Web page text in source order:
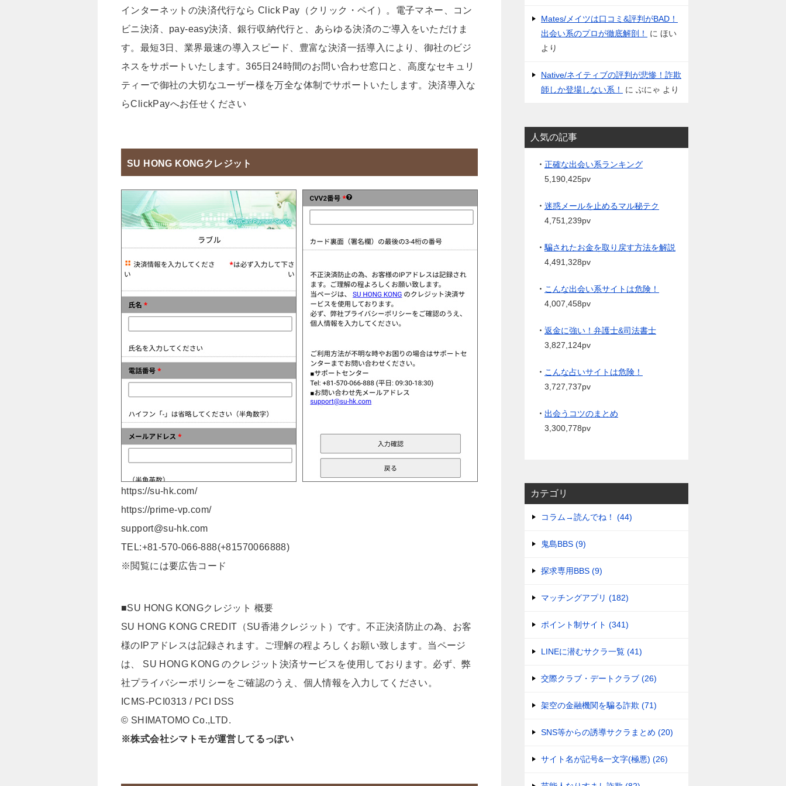
インターネットの決済代行なら Click Pay（クリック・ペイ）。電子マネー、コン
ビニ決済、pay-easy決済、銀行収納代行と、あらゆる決済のご導入をいただけま
す。最短3日、業界最速の導入スピード、豊富な決済一括導入により、御社のビジ
ネスをサポートいたします。365日24時間のお問い合わせ窓口と、高度なセキュリ
ティーで御社の大切なユーザー様を万全な体制でサポートいたします。決済導入な
らClickPayへお任せください
SU HONG KONGクレジット
https://su-hk.com/
https://prime-vp.com/
support@su-hk.com
TEL:+81-570-066-888(+81570066888)
※閲覧には要広告コード
■SU HONG KONGクレジット 概要
SU HONG KONG CREDIT（SU香港クレジット）です。不正決済防止の為、お客
様のIPアドレスは記録されます。ご理解の程よろしくお願い致します。当ページ
は、 SU HONG KONG のクレジット決済サービスを使用しております。必ず、弊
社プライバシーポリシーをご確認のうえ、個人情報を入力してください。
ICMS-PCI0313 / PCI DSS
© SHIMATOMO Co.,LTD.
※株式会社シマトモが運営してるっぽい
Mates/メイツは口コミ&評判がBAD！
出会い系のプロが徹底解剖！
に ほい
より
Native/ネイティブの評判が悲惨！詐欺
師しか登場しない系！
に ぶにゃ より
人気の記事
・ 正確な出会い系ランキング
5,190,425pv
・ 迷惑メールを止めるマル秘テク
4,751,239pv
・ 騙されたお金を取り戻す方法を解説
4,491,328pv
・ こんな出会い系サイトは危険！
4,007,458pv
・ 返金に強い！弁護士&司法書士
3,827,124pv
・ こんな占いサイトは危険！
3,727,737pv
・ 出会うコツのまとめ
3,300,778pv
カテゴリ
コラム→読んでね！ (44)
鬼島BBS (9)
探求専用BBS (9)
マッチングアプリ (182)
ポイント制サイト (341)
LINEに潜むサクラ一覧 (41)
交際クラブ・デートクラブ (26)
架空の金融機関を騙る詐欺 (71)
SNS等からの誘導サクラまとめ (20)
サイト名が記号&一文字(極悪) (26)